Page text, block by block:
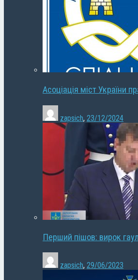
Асоціація міст України
zapsich, 23/12/2024
Перший пішов: вирок
zapsich, 29/06/2023